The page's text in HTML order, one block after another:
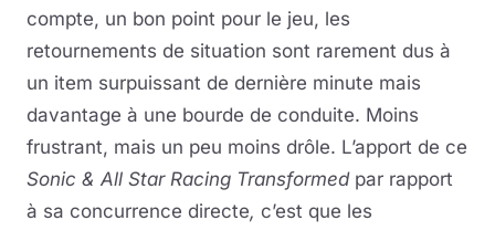
compte, un bon point pour le jeu, les
retournements de situation sont rarement dus à
un item surpuissant de dernière minute mais
davantage à une bourde de conduite. Moins
frustrant, mais un peu moins drôle. L’apport de ce
Sonic & All Star Racing Transformed par rapport
à sa concurrence directe, c’est que les